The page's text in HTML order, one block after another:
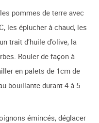
pommes de terre avec
les éplucher à chaud, les
trait d’huile d’olive, la
Rouler de façon à
en palets de 1cm de
bouillante durant 4 à 5
émincés, déglacer